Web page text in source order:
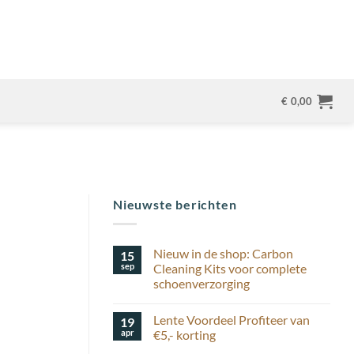
€ 0,00
Nieuwste berichten
15
sep
Nieuw in de shop: Carbon
Cleaning Kits voor complete
schoenverzorging
op
Nieuw
in
19
apr
Lente Voordeel Profiteer van
€5,- korting